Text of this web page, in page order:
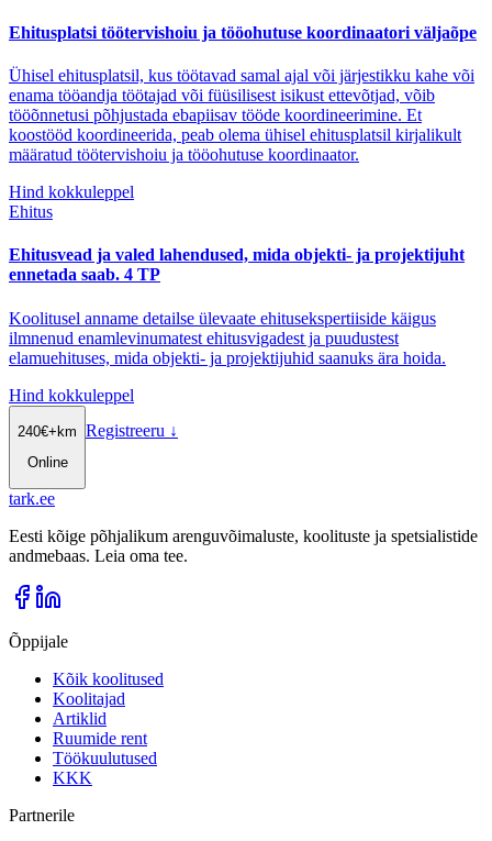
Ehitusplatsi töötervishoiu ja tööohutuse koordinaatori väljaõpe
Ühisel ehitusplatsil, kus töötavad samal ajal või järjestikku kahe või
enama tööandja töötajad või füüsilisest isikust ettevõtjad, võib
tööõnnetusi põhjustada ebapiisav tööde koordineerimine. Et
koostööd koordineerida, peab olema ühisel ehitusplatsil kirjalikult
määratud töötervishoiu ja tööohutuse koordinaator.
Hind kokkuleppel
Ehitus
Ehitusvead ja valed lahendused, mida objekti- ja projektijuht
ennetada saab. 4 TP
Koolitusel anname detailse ülevaate ehitusekspertiiside käigus
ilmnenud enamlevinumatest ehitusvigadest ja puudustest
elamuehituses, mida objekti- ja projektijuhid saanuks ära hoida.
Hind kokkuleppel
240€+km
Online
Registreeru ↓
tark.ee
Eesti kõige põhjalikum arenguvõimaluste, koolituste ja spetsialistide
andmebaas. Leia oma tee.
Õppijale
Kõik koolitused
Koolitajad
Artiklid
Ruumide rent
Töökuulutused
KKK
Partnerile